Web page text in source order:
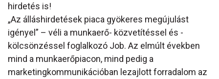
hirdetés is!
„Az álláshirdetések piaca gyökeres megújulást
igényel” – véli a munkaerő- közvetítéssel és -
kölcsönzéssel foglalkozó Job. Az elmúlt években
mind a munkaerőpiacon, mind pedig a
marketingkommunikációban lezajlott forradalom az